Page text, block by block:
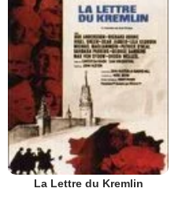
La Lettre du Kremlin